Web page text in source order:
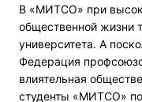
В «МИТСО» при
общественной жизни
университета. А
Федерация
влиятельная
студенты «МИТСО»